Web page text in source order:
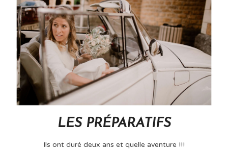
LES PRÉPARATIFS
Ils ont duré deux ans et quelle aventure !!!